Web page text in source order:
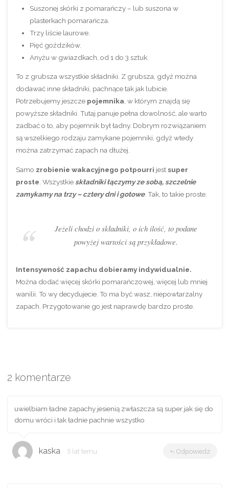
Suszonej skórki z pomarańczy – lub suszona w
plasterkach pomarańcza.
Trzy liście laurowe.
Pięć goździków.
Anyżu w gwiazdkach, od 1 do 3 sztuk.
To z grubsza wszystkie składniki. Z grubsza, gdyż można
dodawać inne składniki, pachnące tak jak lubicie.
Potrzebujemy jeszcze pojemnika , w którym znajdą się
powyższe składniki. Tutaj panuje pełna dowolność, ale warto
zadbać o to, aby pojemnik był ładny. Dobrym rozwiązaniem
są wszelkiego rodzaju zamykane pojemniki, gdyż wtedy
można zatrzymać zapach na dłużej.
Samo zrobienie wakacyjnego potpourri jestsuper
proste . Wszystkie składniki łączymy ze sobą, szczelnie
zamykamy na trzy – cztery dni i gotowe. Tak, to takie proste.
Jeżeli chodzi o składniki, o ich ilość, to podane
powyżej wartości są przykładowe.
Intensywność zapachu dobieramy indywidualnie.
Można dodać więcej skórki pomarańczowej, więcej lub mniej
wanilii. To wy decydujecie. To ma być wasz, niepowtarzalny
zapach. Przygotowanie go jest naprawdę bardzo proste.
2 komentarze
uwielbiam ładne zapachy jesienią zwłaszcza są super jak się do
domu wróci i tak ładnie pachnie wszystko
kaska 5 lat temu Odpowiedz